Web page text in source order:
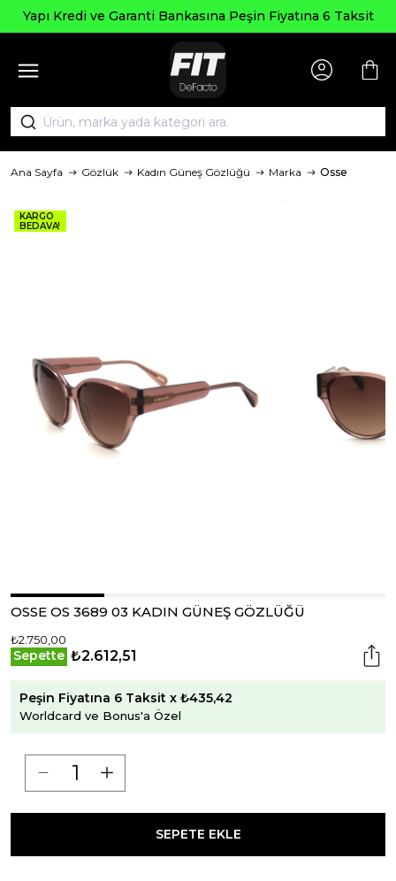
Yapı Kredi ve Garanti Bankasına Peşin Fiyatına 6 Taksit
Ana Sayfa Gözlük Kadın Güneş Gözlüğü Marka Osse
KARGO
BEDAVA!
OSSE OS 3689 03 KADIN GÜNEŞ GÖZLÜĞÜ
₺2.750,00
Sepette ₺2.612,51
Peşin Fiyatına 6 Taksit x ₺435,42
Worldcard ve Bonus'a Özel
SEPETE EKLE